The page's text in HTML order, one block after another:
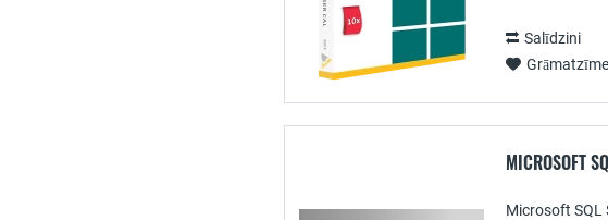
Salīdzini
Grāmatzīme
MICROSOFT
Microsoft SQL